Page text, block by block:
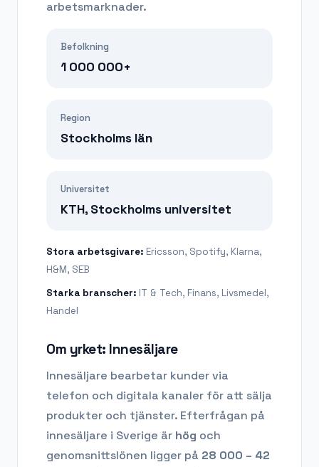
arbetsmarknader.
Befolkning
1 000 000+
Region
Stockholms län
Universitet
KTH, Stockholms universitet
Stora arbetsgivare: Ericsson, Spotify, Klarna,
H&M, SEB
Starka branscher: IT & Tech, Finans, Livsmedel,
Handel
Om yrket: Innesäljare
Innesäljare bearbetar kunder via
telefon och digitala kanaler för att sälja
produkter och tjänster. Efterfrågan på
innesäljare i Sverige är hög och
genomsnittslönen ligger på 28 000 – 42